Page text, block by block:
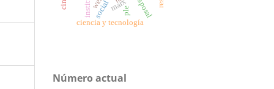
disposal
marx
ciencia y tecnología
ple
Número actual